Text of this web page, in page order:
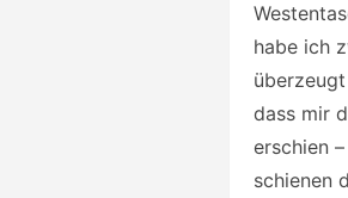
habe ich
dass mir
erschien
schienen